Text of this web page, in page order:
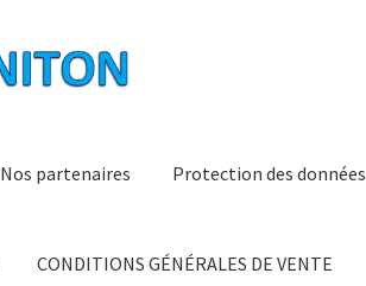
Nos partenaires Protection des données
CONDITIONS GÉNÉRALES DE VENTE